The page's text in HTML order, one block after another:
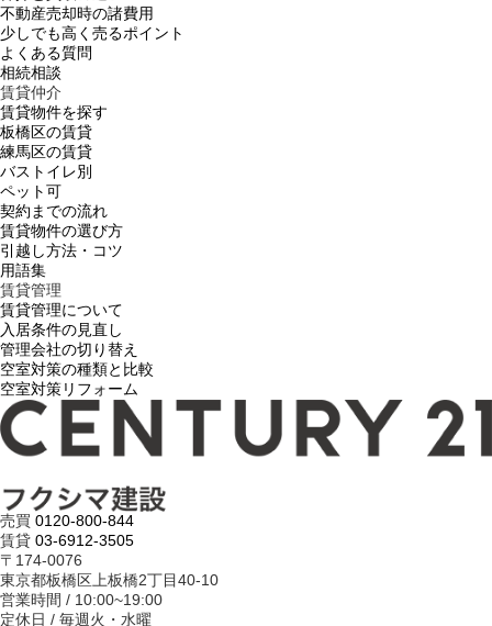
不動産売却時の諸費用
少しでも高く売るポイント
よくある質問
相続相談
賃貸仲介
賃貸物件を探す
板橋区の賃貸
練馬区の賃貸
バストイレ別
ペット可
契約までの流れ
賃貸物件の選び方
引越し方法・コツ
用語集
賃貸管理
賃貸管理について
入居条件の見直し
管理会社の切り替え
空室対策の種類と比較
空室対策リフォーム
売買 0120-800-844
賃貸 03-6912-3505
〒174-0076
東京都板橋区上板橋2丁目40-10
営業時間 / 10:00~19:00
定休日 / 毎週火・水曜